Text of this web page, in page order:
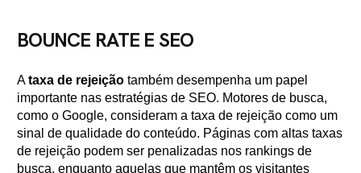
BOUNCE RATE E SEO
Ataxa de rejeição também desempenha um papel
importante nas estratégias de SEO. Motores de busca,
como o Google, consideram a taxa de rejeição como um
sinal de qualidade do conteúdo. Páginas com altas taxas
de rejeição podem ser penalizadas nos rankings de
busca, enquanto aquelas que mantêm os visitantes